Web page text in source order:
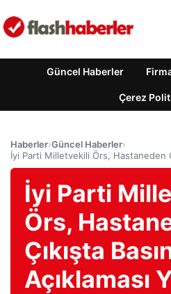
Güncel Haberler
Çerez
Haberler›Güncel Haberler›
İyi Parti Milletvekili Örs, Hastaneden
İyi Parti
Örs,
Çıkışta
Açıklaması